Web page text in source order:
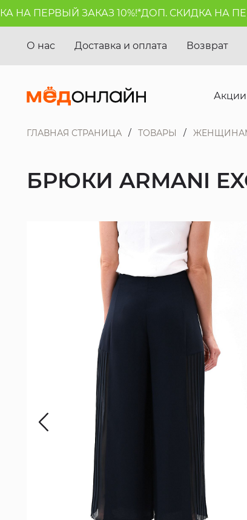
ПЕРВЫЙ ЗАКАЗ 10%!*ДОП. СКИДКА НА
О нас Доставка и оплата Возврат
Акции
ГЛАВНАЯ СТРАНИЦА ТОВАРЫ
БРЮКИ ARMANI